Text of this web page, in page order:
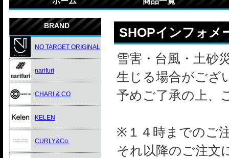
SHOPインフォメ
雪害・台風・土砂
生じる場合がござ
予めご了承の上、
※１４時までのご
それ以降のご注文
BRAND
NO TARGET ORIGINAL
narifuri
CHARI & CO
KELEN
CURLY&Co.